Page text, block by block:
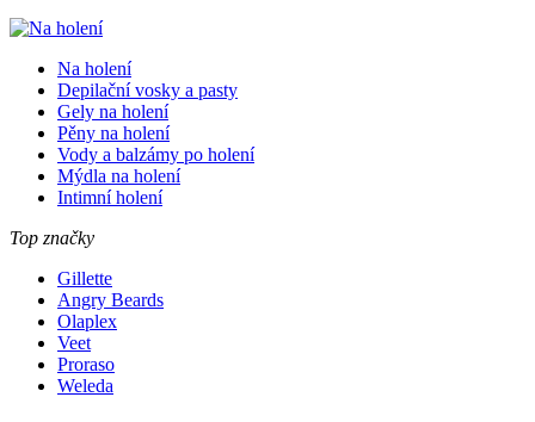
Na holení
Depilační vosky a pasty
Gely na holení
Pěny na holení
Vody a balzámy po holení
Mýdla na holení
Intimní holení
Top značky
Gillette
Angry Beards
Olaplex
Veet
Proraso
Weleda